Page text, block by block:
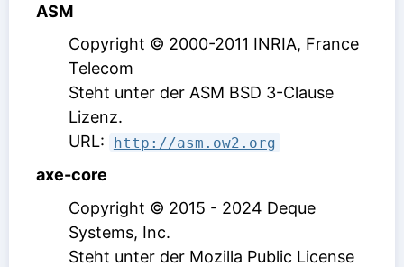
ASM
Copyright © 2000-2011 INRIA, France
Telecom
Steht unter der ASM BSD 3-Clause
Lizenz.
URL:
http://asm.ow2.org
axe-core
Copyright © 2015 - 2024 Deque
Systems, Inc.
Steht unter der Mozilla Public License